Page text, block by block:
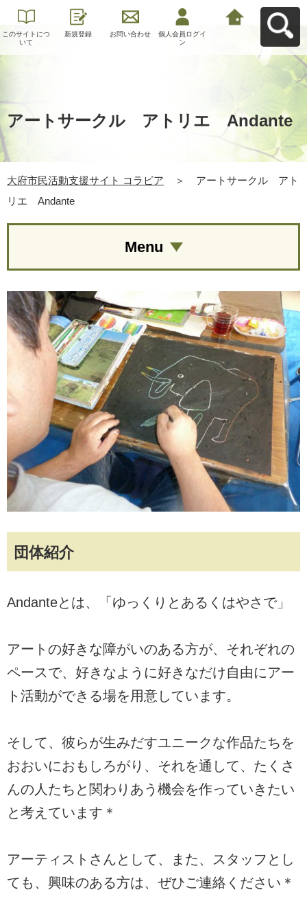
このサイトにつ
いて
新規登録 お問い合わせ
個人会員ログイ
ン
アートサークル アトリエ Andante
大府市民活動支援サイト コラビア ＞
アートサークル アト
リエ Andante
団体紹介
Andanteとは、「ゆっくりとあるくはやさで」
アートの好きな障がいのある方が、それぞれの
ペースで、好きなように好きなだけ自由にアー
ト活動ができる場を用意しています。
そして、彼らが生みだすユニークな作品たちを
おおいにおもしろがり、それを通して、たくさ
んの人たちと関わりあう機会を作っていきたい
と考えています＊
アーティストさんとして、また、スタッフとし
ても、興味のある方は、ぜひご連絡ください＊
Menu